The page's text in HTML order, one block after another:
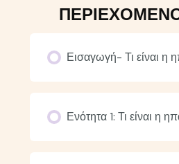
Εισαγωγή- Τι είναι η
Ενότητα 1: Τι είναι η